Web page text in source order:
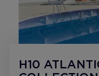
H10